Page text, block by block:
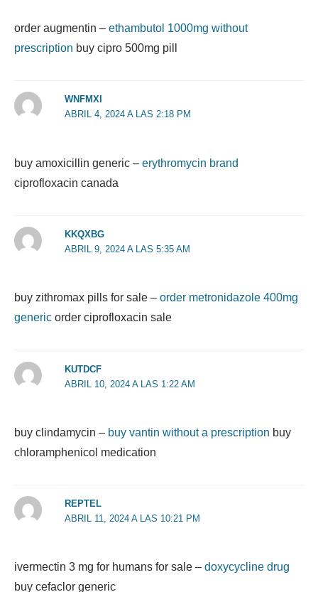
order augmentin – ethambutol 1000mg without
prescription buy cipro 500mg pill
WNFMXI
ABRIL 4, 2024 A LAS 2:18 PM
buy amoxicillin generic – erythromycin brand
ciprofloxacin canada
KKQXBG
ABRIL 9, 2024 A LAS 5:35 AM
buy zithromax pills for sale – order metronidazole 400mg
generic order ciprofloxacin sale
KUTDCF
ABRIL 10, 2024 A LAS 1:22 AM
buy clindamycin – buy vantin without a prescription buy
chloramphenicol medication
REPTEL
ABRIL 11, 2024 A LAS 10:21 PM
ivermectin 3 mg for humans for sale – doxycycline drug
buy cefaclor generic